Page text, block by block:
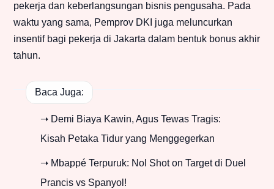
pekerja dan keberlangsungan bisnis pengusaha. Pada
waktu yang sama, Pemprov DKI juga meluncurkan
insentif bagi pekerja di Jakarta dalam bentuk bonus akhir
tahun.
Baca Juga:
➝ Demi Biaya Kawin, Agus Tewas Tragis:
Kisah Petaka Tidur yang Menggegerkan
➝ Mbappé Terpuruk: Nol Shot on Target di Duel
Prancis vs Spanyol!